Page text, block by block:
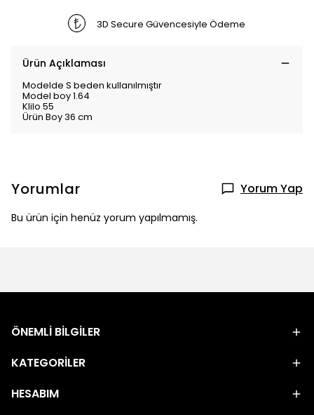
3D Secure Güvencesiyle Ödeme
Ürün Açıklaması
Modelde S beden kullanılmıştır
Model boy 1.64
Klilo 55
Ürün Boy 36 cm
Yorumlar Yorum Yap
Bu ürün için henüz yorum yapılmamış.
ÖNEMLİ BİLGİLER
KATEGORİLER
HESABIM